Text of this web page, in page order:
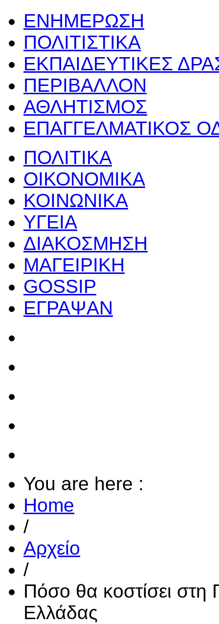
ΕΝΗΜΕΡΩΣΗ
ΠΟΛΙΤΙΣΤΙΚΑ
ΕΚΠΑΙΔΕΥΤΙΚΕΣ
ΠΕΡΙΒΑΛΛΟΝ
ΑΘΛΗΤΙΣΜΟΣ
ΕΠΑΓΓΕΛΜΑΤΙΚΟΣ
ΠΟΛΙΤΙΚΑ
ΟΙΚΟΝΟΜΙΚΑ
ΚΟΙΝΩΝΙΚΑ
ΥΓΕΙΑ
ΔΙΑΚΟΣΜΗΣΗ
ΜΑΓΕΙΡΙΚΗ
GOSSIP
ΕΓΡΑΨΑΝ
You are here :
Home
/
Αρχείο
/
Πόσο θα κοστίσει στη
Ελλάδας